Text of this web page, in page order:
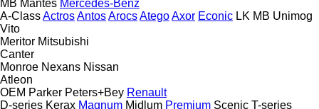
MB Mantes Mercedes-Benz
A-ClassActrosAntosArocsAtegoAxor Econic LK MB Unimog
Vito
Meritor Mitsubishi
Canter
Monroe Nexans Nissan
Atleon
OEM Parker Peters+Bey Renault
D-series Kerax Magnum Midlum Premium Scenic T-series